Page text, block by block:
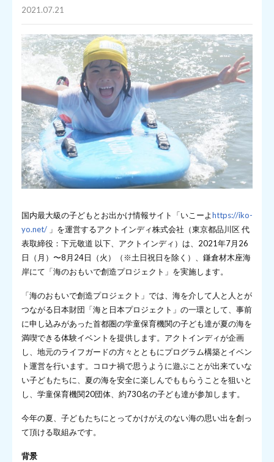
2021.07.21
国内最大級の子どもとお出かけ情報サイト「いこーよhttps://iko-
yo.net/ 」を運営するアクトインディ株式会社（東京都品川区 代
表取締役：下元敬道 以下、アクトインディ）は、2021年7月26
日（月）〜8月24日（火）（※土日祝日を除く）、鎌倉材木座海
岸にて「海のおもいで創造プロジェクト」を実施します。
「海のおもいで創造プロジェクト」では、海を介して人と人とが
つながる日本財団「海と日本プロジェクト」の一環として、事前
に申し込みがあった首都圏の学童保育機関の子ども達が夏の海を
満喫できる体験イベントを提供します。アクトインディが企画
し、地元のライフガードの方々とともにプログラム構築とイベン
ト運営を行います。コロナ禍で思うように遊ぶことが出来ていな
い子どもたちに、夏の海を安全に楽しんでももらうことを狙いと
し、学童保育機関20団体、約730名の子ども達が参加します。
今年の夏、子どもたちにとってかけがえのない海の思い出を創っ
て頂ける取組みです。
背景